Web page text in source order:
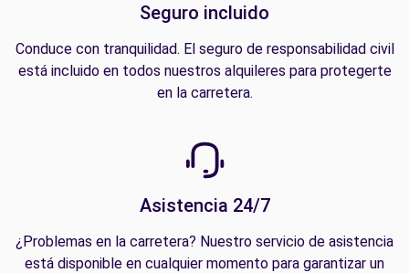
Seguro incluido
Conduce con tranquilidad. El seguro de responsabilidad civil
está incluido en todos nuestros alquileres para protegerte
en la carretera.
Asistencia 24/7
¿Problemas en la carretera? Nuestro servicio de asistencia
está disponible en cualquier momento para garantizar un